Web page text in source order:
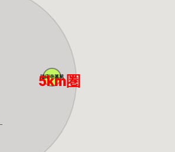
瑞応寺墓苑
5km圏